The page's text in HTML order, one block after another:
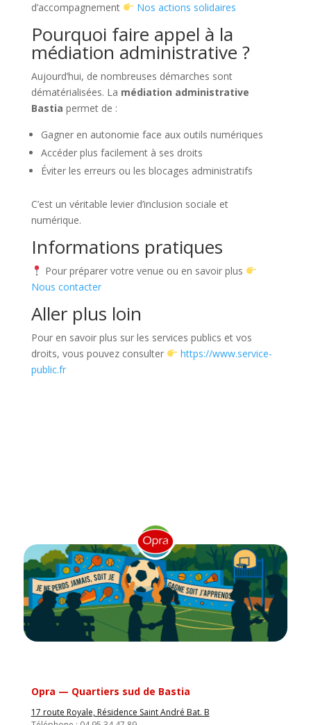
d’accompagnement
Nos actions solidaires
Pourquoi faire appel à la
médiation administrative ?
Aujourd’hui, de nombreuses démarches sont
dématérialisées. La médiation administrative
Bastia permet de :
Gagner en autonomie face aux outils numériques
Accéder plus facilement à ses droits
Éviter les erreurs ou les blocages administratifs
C’est un véritable levier d’inclusion sociale et
numérique.
Informations pratiques
Pour préparer votre venue ou en savoir plus
Nous contacter
Aller plus loin
Pour en savoir plus sur les services publics et vos
droits, vous pouvez consulter
https://www.service-
public.fr
Opra — Quartiers sud de Bastia
17 route Royale, Résidence Saint André Bat. B